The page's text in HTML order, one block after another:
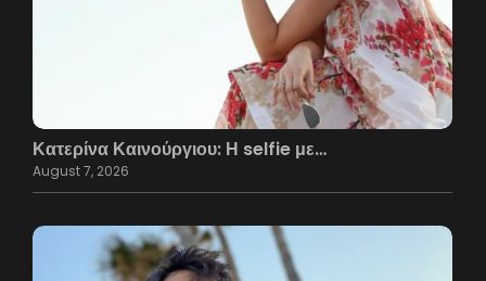
Κατερίνα Καινούργιου: Η selfie με…
August 7, 2026